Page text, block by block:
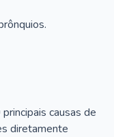
causas de
diretamente